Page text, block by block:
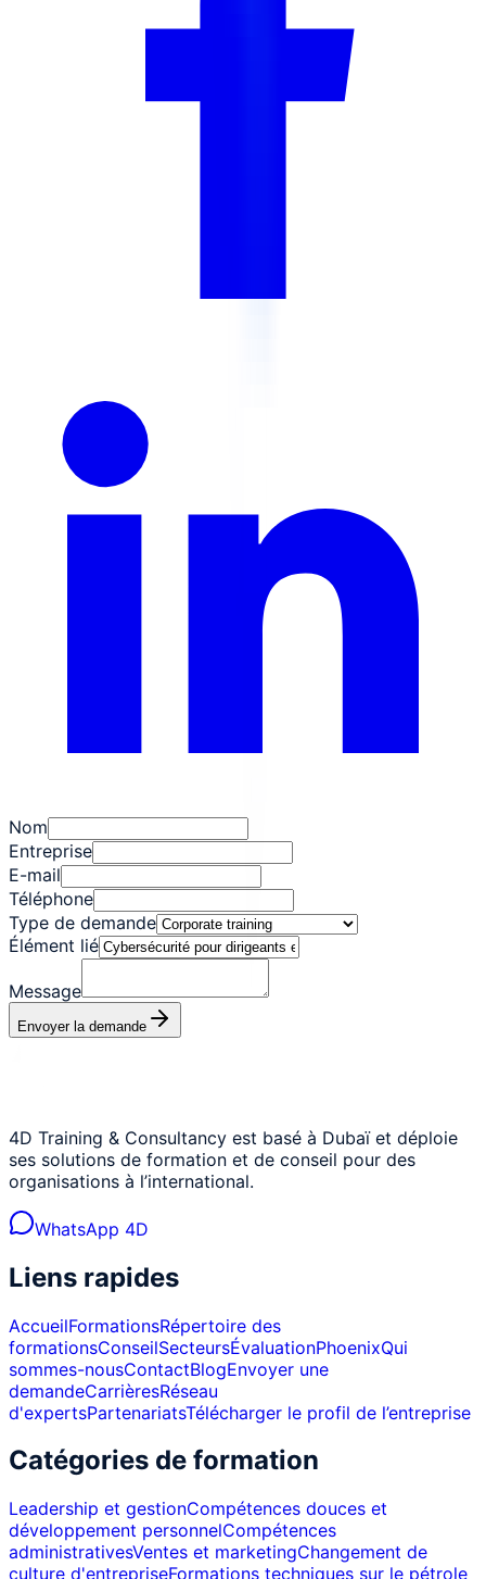
Nom
Entreprise
E-mail
Téléphone
Type de demande
Élément lié
Message
Envoyer la demande
4D Training & Consultancy est basé à Dubaï et déploie
ses solutions de formation et de conseil pour des
organisations à l’international.
WhatsApp 4D
Liens rapides
AccueilFormationsRépertoire des
formationsConseilSecteursÉvaluationPhoenixQui
sommes-nousContactBlogEnvoyer une
demandeCarrièresRéseau
d'expertsPartenariatsTélécharger le profil de l’entreprise
Catégories de formation
Leadership et gestionCompétences douces et
développement personnelCompétences
administrativesVentes et marketingChangement de
culture d'entrepriseFormations techniques sur le pétrole